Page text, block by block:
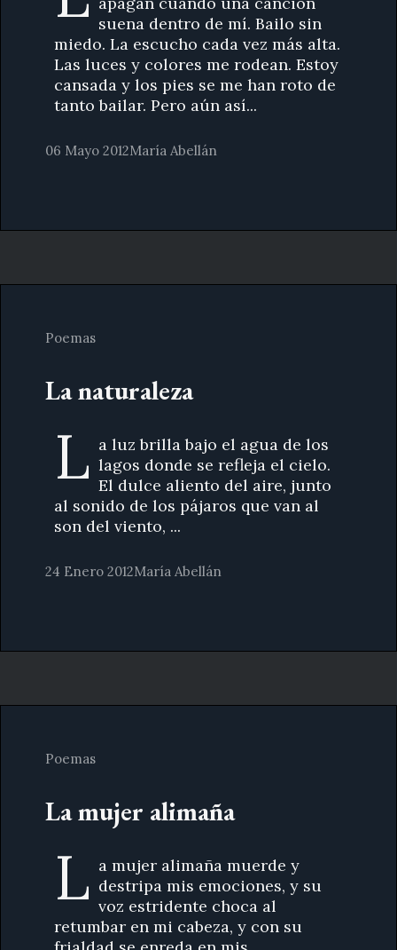
suena dentro de mí. Bailo sin
miedo. La escucho cada vez más alta.
Las luces y colores me rodean. Estoy
cansada y los pies se me han roto de
tanto bailar. Pero aún así...
06 Mayo 2012María Abellán
Poemas
La naturaleza
L a luz brilla bajo el agua de los
lagos donde se refleja el cielo.
El dulce aliento del aire, junto
al sonido de los pájaros que van al
son del viento, ...
24 Enero 2012María Abellán
Poemas
La mujer alimaña
L a mujer alimaña muerde y
destripa mis emociones, y su
voz estridente choca al
retumbar en mi cabeza, y con su